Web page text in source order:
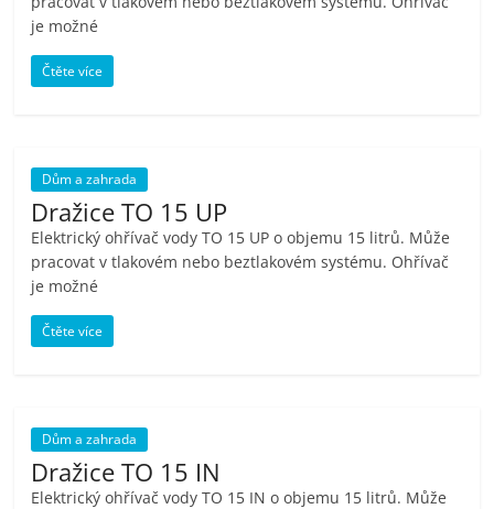
je možné
Čtěte více
Dům a zahrada
Dražice TO 15 UP
Elektrický ohřívač vody TO 15 UP o objemu 15 litrů. Může
pracovat v tlakovém nebo beztlakovém systému. Ohřívač
je možné
Čtěte více
Dům a zahrada
Dražice TO 15 IN
Elektrický ohřívač vody TO 15 IN o objemu 15 litrů. Může